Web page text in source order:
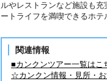
ルやレストランなど施設も
ートライフを満喫できるホテ
関連情報
■カンクンツアー一覧はこ
☆カンクン情報・見所・お